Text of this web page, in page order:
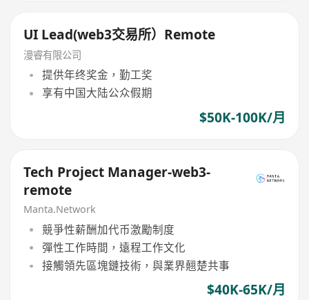
UI Lead(web3交易所）Remote
漫睿有限公司
提供年终奖金，勤工奖
享有中国大陆公众假期
$50K-100K/月
Tech Project Manager-web3-
remote
Manta.Network
競爭性薪酬加代币激勵制度
彈性工作時間，遠程工作文化
接觸領先區塊鏈技術，與業界翹楚共事
$40K-65K/月